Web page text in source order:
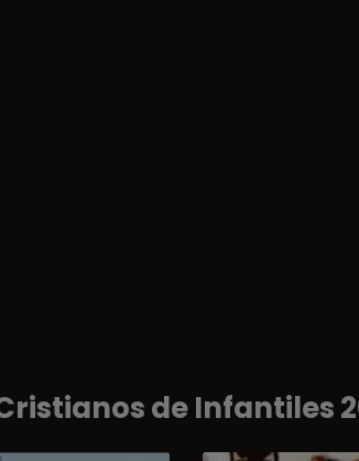
de Infantiles